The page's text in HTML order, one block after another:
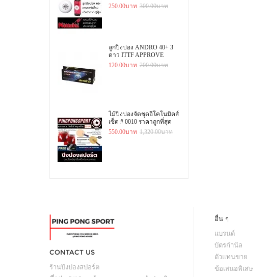
250.00บาท 300.00บาท
ลูกปิงปอง ANDRO 40+ 3
ดาว ITTF APPROVE
120.00บาท 200.00บาท
ไม้ปิงปองจัดชุดอีโคโนมิคส์
เซ็ต # 0010 ราคาถูกที่สุด
550.00บาท 1,320.00บาท
CONTACT US
ร้านปิงปองสปอร์ต
อื่น ๆ
แบรนด์
บัตรกำนัล
ตัวแทนขาย
ข้อเสนอพิเสษ